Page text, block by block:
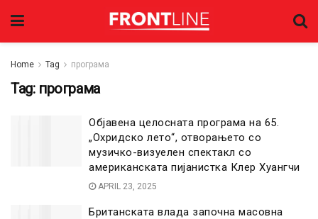
Home Tag програма
Tag: програма
Објавена целосната програма на 65.
„Охридско лето“, отворањето со
музичко-визуелен спектакл со
американската пијанистка Клер Хуангчи
APRIL 23, 2025
Британската влада започна масовна